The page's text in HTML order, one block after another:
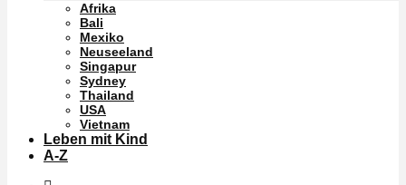
Afrika
Bali
Mexiko
Neuseeland
Singapur
Sydney
Thailand
USA
Vietnam
Leben mit Kind
A-Z